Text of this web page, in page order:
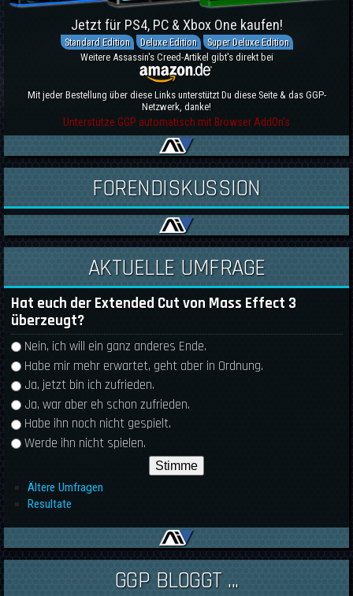
Jetzt für PS4, PC & Xbox One kaufen!
Standard Edition Deluxe Edition
Super Deluxe Edition
Weitere Assassin's Creed-Artikel gibt's direkt bei
Mit jeder Bestellung über diese Links unterstützt Du diese Seite & das GGP-
Netzwerk, danke!
Unterstütze GGP automatisch mit Browser AddOn's
FORENDISKUSSION
AKTUELLE UMFRAGE
Hat euch der Extended Cut von Mass Effect 3
überzeugt?
Auswahlmöglichkeiten
Nein, ich will ein ganz anderes Ende.
Habe mir mehr erwartet, geht aber in Ordnung.
Ja, jetzt bin ich zufrieden.
Ja, war aber eh schon zufrieden.
Habe ihn noch nicht gespielt.
Werde ihn nicht spielen.
Ältere Umfragen
Resultate
GGP BLOGGT ...